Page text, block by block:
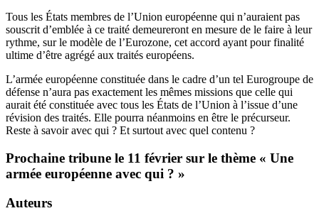
Tous les États membres de l’Union européenne qui n’auraient pas
souscrit d’emblée à ce traité demeureront en mesure de le faire à leur
rythme, sur le modèle de l’Eurozone, cet accord ayant pour finalité
ultime d’être agrégé aux traités européens.
L’armée européenne constituée dans le cadre d’un tel Eurogroupe de
défense n’aura pas exactement les mêmes missions que celle qui
aurait été constituée avec tous les États de l’Union à l’issue d’une
révision des traités. Elle pourra néanmoins en être le précurseur.
Reste à savoir avec qui ? Et surtout avec quel contenu ?
Prochaine tribune le 11 février sur le thème « Une
armée européenne avec qui ? »
Auteurs